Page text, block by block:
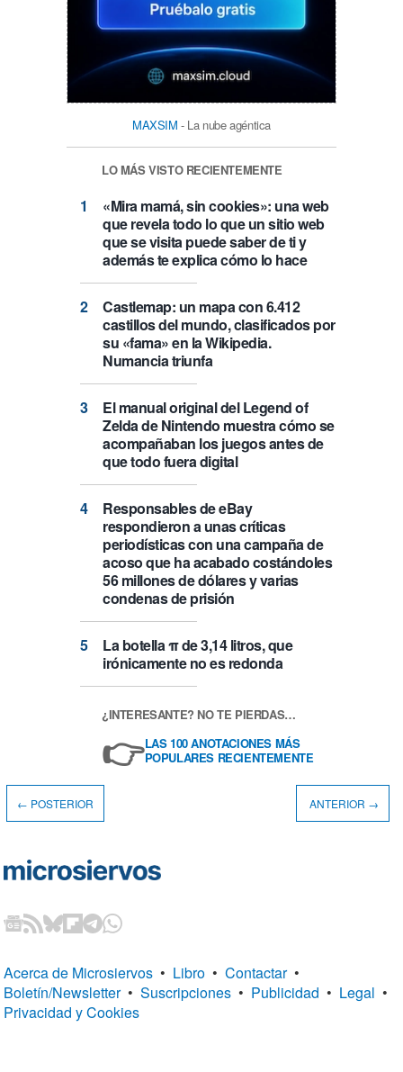
MAXSIM - La nube agéntica
LO MÁS VISTO RECIENTEMENTE
«Mira mamá, sin cookies»: una web
que revela todo lo que un sitio web
que se visita puede saber de ti y
además te explica cómo lo hace
Castlemap: un mapa con 6.412
castillos del mundo, clasificados por
su «fama» en la Wikipedia.
Numancia triunfa
El manual original del Legend of
Zelda de Nintendo muestra cómo se
acompañaban los juegos antes de
que todo fuera digital
Responsables de eBay
respondieron a unas críticas
periodísticas con una campaña de
acoso que ha acabado costándoles
56 millones de dólares y varias
condenas de prisión
La botella π de 3,14 litros, que
irónicamente no es redonda
¿INTERESANTE? NO TE PIERDAS…
👉LAS 100 ANOTACIONES MÁS
POPULARES RECIENTEMENTE
← POSTERIOR ANTERIOR →
Acerca de Microsiervos • Libro • Contactar •
Boletín/Newsletter • Suscripciones • Publicidad • Legal •
Privacidad y Cookies